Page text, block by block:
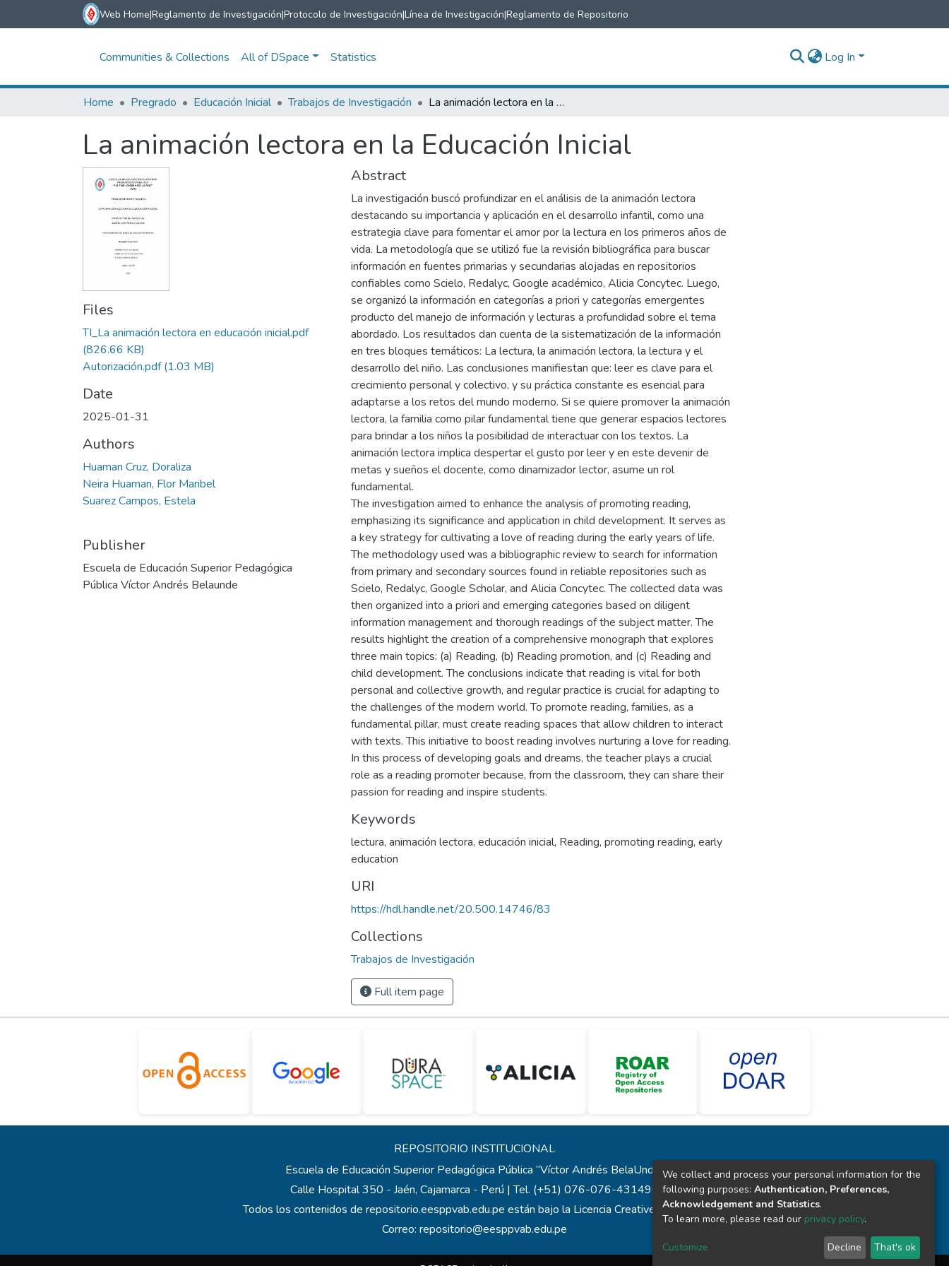
Web Home|Reglamento de Investigación|Protocolo de Investigación|Línea de Investigación|Reglamento de Repositorio
Communities & Collections All of DSpace Statistics Log In
Home Pregrado Educación Inicial Trabajos de Investigación La animación lectora en la Educación Inicial
La animación lectora en la Educación Inicial
Files
TI_La animación lectora en educación inicial.pdf
(826.66 KB)
Autorización.pdf(1.03 MB)
Date
2025-01-31
Authors
Huaman Cruz, Doraliza
Neira Huaman, Flor Maribel
Suarez Campos, Estela
Publisher
Escuela de Educación Superior Pedagógica
Pública Víctor Andrés Belaunde
Abstract
La investigación buscó profundizar en el análisis de la animación lectora
destacando su importancia y aplicación en el desarrollo infantil, como una
estrategia clave para fomentar el amor por la lectura en los primeros años de
vida. La metodología que se utilizó fue la revisión bibliográfica para buscar
información en fuentes primarias y secundarias alojadas en repositorios
confiables como Scielo, Redalyc, Google académico, Alicia Concytec. Luego,
se organizó la información en categorías a priori y categorías emergentes
producto del manejo de información y lecturas a profundidad sobre el tema
abordado. Los resultados dan cuenta de la sistematización de la información
en tres bloques temáticos: La lectura, la animación lectora, la lectura y el
desarrollo del niño. Las conclusiones manifiestan que: leer es clave para el
crecimiento personal y colectivo, y su práctica constante es esencial para
adaptarse a los retos del mundo moderno. Si se quiere promover la animación
lectora, la familia como pilar fundamental tiene que generar espacios lectores
para brindar a los niños la posibilidad de interactuar con los textos. La
animación lectora implica despertar el gusto por leer y en este devenir de
metas y sueños el docente, como dinamizador lector, asume un rol
fundamental.
The investigation aimed to enhance the analysis of promoting reading,
emphasizing its significance and application in child development. It serves as
a key strategy for cultivating a love of reading during the early years of life.
The methodology used was a bibliographic review to search for information
from primary and secondary sources found in reliable repositories such as
Scielo, Redalyc, Google Scholar, and Alicia Concytec. The collected data was
then organized into a priori and emerging categories based on diligent
information management and thorough readings of the subject matter. The
results highlight the creation of a comprehensive monograph that explores
three main topics: (a) Reading, (b) Reading promotion, and (c) Reading and
child development. The conclusions indicate that reading is vital for both
personal and collective growth, and regular practice is crucial for adapting to
the challenges of the modern world. To promote reading, families, as a
fundamental pillar, must create reading spaces that allow children to interact
with texts. This initiative to boost reading involves nurturing a love for reading.
In this process of developing goals and dreams, the teacher plays a crucial
role as a reading promoter because, from the classroom, they can share their
passion for reading and inspire students.
Keywords
lectura, animación lectora, educación inicial, Reading, promoting reading, early
education
URI
https://hdl.handle.net/20.500.14746/83
Collections
Trabajos de Investigación
Full item page
REPOSITORIO INSTITUCIONAL
Escuela de Educación Superior Pedagógica Pública “Víctor Andrés BelaUnde”
Calle Hospital 350 - Jaén, Cajamarca - Perú | Tel. (+51) 076-076-431496
Todos los contenidos de repositorio.eesppvab.edu.pe están bajo la Licencia Creative Commons
Correo: repositorio@eesppvab.edu.pe
We collect and process your personal information for the
following purposes: Authentication, Preferences,
Acknowledgement and Statistics.
To learn more, please read our privacy policy.
Customize Decline That's ok